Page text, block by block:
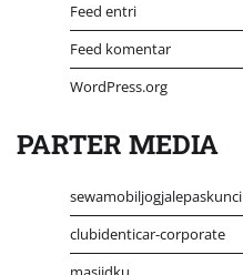
Feed entri
Feed komentar
WordPress.org
PARTER MEDIA
sewamobiljogjalepaskunci
clubidenticar-corporate